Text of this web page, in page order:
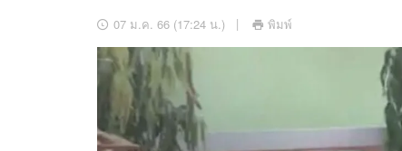
ดาวน์โหลดสนุกแอปฟรี ติดตามสนุกโซ
07 ม.ค. 66 (17:24 น.) พิมพ์